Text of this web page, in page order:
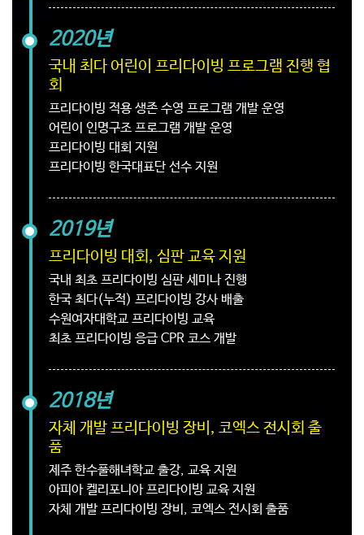
2020년
국내 최다 어린이 프리다이빙 프로그램 진행 협
회
프리다이빙 적용 생존 수영 프로그램 개발 운영
어린이 인명구조 프로그램 개발 운영
프리다이빙 대회 지원
프리다이빙 한국대표단 선수 지원
2019년
프리다이빙 대회, 심판 교육 지원
국내 최초 프리다이빙 심판 세미나 진행
한국 최다(누적) 프리다이빙 강사 배출
수원여자대학교 프리다이빙 교육
최초 프리다이빙 응급 CPR 코스 개발
2018년
자체 개발 프리다이빙 장비, 코엑스 전시회 출
품
제주 한수풀해녀학교 출강, 교육 지원
아피아 켈리포니아 프리다이빙 교육 지원
자체 개발 프리다이빙 장비, 코엑스 전시회 출품